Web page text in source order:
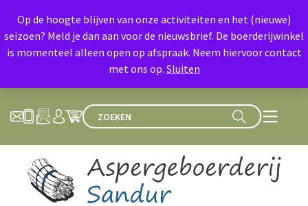
Op de hoogte blijven van onze activiteiten en het (nieuwe)
seizoen? Meld je dan aan voor de nieuwsbrief. De boerderijwinkel
is momenteel alleen open op afspraak. Neem hiervoor contact
met ons op. Sluiten